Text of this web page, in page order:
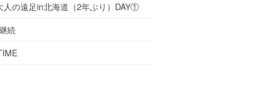
人の遠足in北海道（2年ぶり）DAY①
続